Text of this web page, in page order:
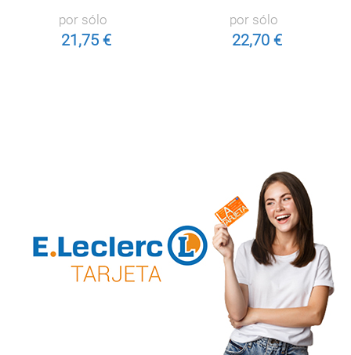
por sólo
21,75 €
por sólo
22,70 €